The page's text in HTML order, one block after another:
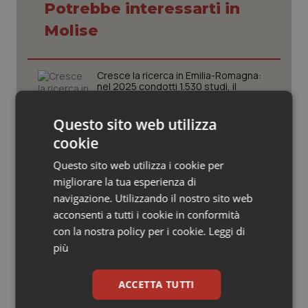
Veneto
Oncoematologia
Oncologia & Nutrizione
Quotidiano Cardiologia
Quotidiano Chirurgia
Quotidiano Oncologia
Quotidiano Pediatria
Rene & patologie urogenitali
Potrebbe interessarti in
Molise
Cresce la ricerca in Emilia-Romagna:
nel 2025 condotti 1.530 studi, il
Puglia. Unità di crisi sanitaria al lavoro,
Decaro accelera su 118, liste d’attesa
e conti
Farmaci. Puglia, dal 3 agosto alert
informatico per segnalare l’esistenza
di un equivalente meno costoso
Influenza. Dal 1° ottobre al via la
campagna vaccinale 2026/2027 in
Questo sito web utilizza
cookie
Questo sito web utilizza i cookie per
migliorare la tua esperienza di
navigazione. Utilizzando il nostro sito web
acconsenti a tutti i cookie in conformità
con la nostra policy per i cookie. Leggi di
più
ACCETTA TUTTI